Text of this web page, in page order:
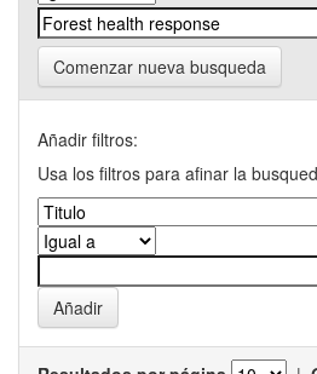
Comenzar nueva busqueda
Añadir filtros:
Usa los filtros para afinar la